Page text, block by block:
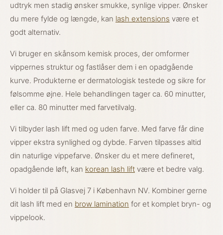
udtryk men stadig ønsker smukke, synlige vipper. Ønsker
du mere fylde og længde, kan lash extensions være et
godt alternativ.
Vi bruger en skånsom kemisk proces, der omformer
vippernes struktur og fastlåser dem i en opadgående
kurve. Produkterne er dermatologisk testede og sikre for
følsomme øjne. Hele behandlingen tager ca. 60 minutter,
eller ca. 80 minutter med farvetilvalg.
Vi tilbyder lash lift med og uden farve. Med farve får dine
vipper ekstra synlighed og dybde. Farven tilpasses altid
din naturlige vippefarve. Ønsker du et mere defineret,
opadgående løft, kan korean lash lift være et bedre valg.
Vi holder til på Glasvej 7 i København NV. Kombiner gerne
dit lash lift med en brow lamination for et komplet bryn- og
vippelook.